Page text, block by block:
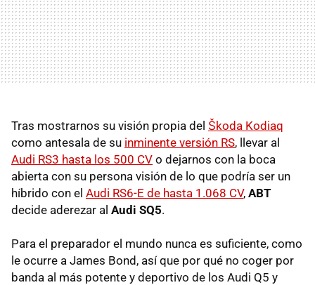
Tras mostrarnos su visión propia del Škoda Kodiaq
como antesala de su inminente versión RS, llevar al
Audi RS3 hasta los 500 CV o dejarnos con la boca
abierta con su persona visión de lo que podría ser un
híbrido con el Audi RS6-E de hasta 1.068 CV, ABT
decide aderezar al Audi SQ5.
Para el preparador el mundo nunca es suficiente, como
le ocurre a James Bond, así que por qué no coger por
banda al más potente y deportivo de los Audi Q5 y